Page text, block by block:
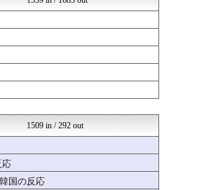
SS Daydream
U-1 NEWS.
婚外ちゃんねる
やる夫スレ本棚
やる夫スレ本棚
やる夫スレ本棚
やる夫スレ本棚
やる夫スレ本棚
1509 in / 292 out
応
国の反応